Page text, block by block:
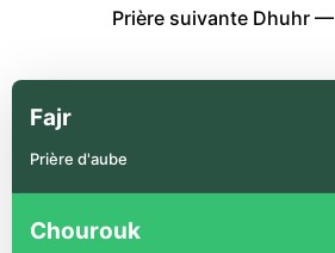
Prière suivante Dhuhr —
Fajr
Prière d'aube
Chourouk